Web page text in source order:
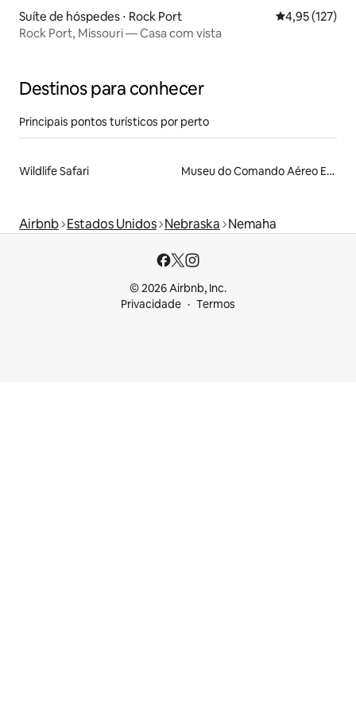
Suíte de hóspedes ⋅ Rock Port 4,95 de uma
4,95 (127)
Rock Port, Missouri — Casa com vista
Destinos para conhecer
Principais pontos turísticos por perto
Wildlife Safari Museu do Comando Aéreo Estratégico e Aeroespacial
Airbnb Estados Unidos Nebraska Nemaha
© 2026 Airbnb, Inc.
Privacidade
Termos